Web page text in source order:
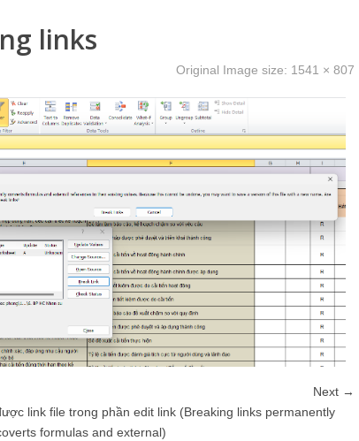
links
Original Image size: 1541 × 807
Next →
link file trong phần edit link (Breaking links permanently
formulas and external)